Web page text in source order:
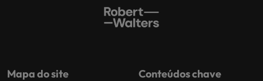
Mapa do site Conteúdos chave